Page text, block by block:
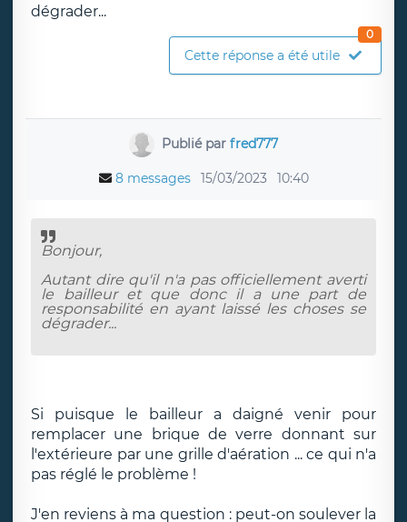
dégrader...
Cette réponse a été utile
0
Publié par fred777
8 messages 15/03/2023 10:40
Bonjour,
Autant dire qu'il n'a pas officiellement averti
le bailleur et que donc il a une part de
responsabilité en ayant laissé les choses se
dégrader...
Si puisque le bailleur a daigné venir pour
remplacer une brique de verre donnant sur
l'extérieure par une grille d'aération ... ce qui n'a
pas réglé le problème !
J'en reviens à ma question : peut-on soulever la